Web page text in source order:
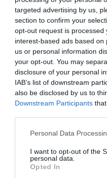
targeted advertising by us,
section to confirm your
opt-out request is processed
interest-based ads based
us or personal information
your opt-out. You may
disclosure of your personal
IAB’s list of downstream
also be disclosed by us to
Downstream Participants
Please note that this
not limited to your visit or
grant or deny consent to
use your data for below
Personal Data
I want to opt-out of the
personal data.
Opted In
Τα 8 αριστουργήματα της
επιστημονικής
πρέπει να διαβάσεις τον
Αύγουστο
10.08.2026 | 18:40
Σοβαρό περιστατικό σε
Εύβοιας με 37χρονο
10.08.2026 | 18:20
«Μου χρωστάς έναν
κρύβει μια μεγάλη
Ο Αλέξης Τσίπρας
παρουσιάζει το
οικονομικό πρόγραμμα
Θεσσαλονίκη